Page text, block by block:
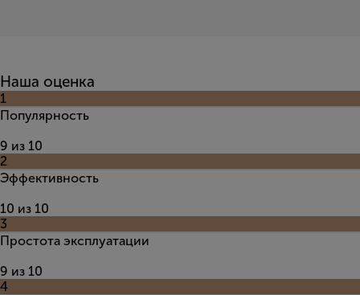
Наша оценка
1
Популярность
9 из 10
2
Эффективность
10 из 10
3
Простота эксплуатации
9 из 10
4